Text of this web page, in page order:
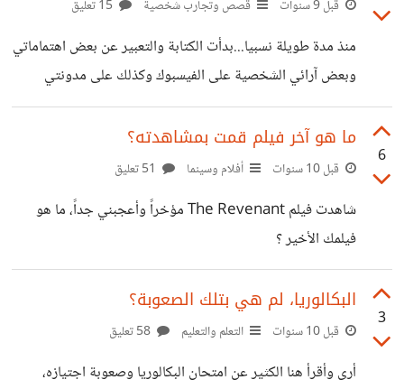
قبل 9 سنوات قصص وتجارب شخصية
منذ مدة طويلة نسبيا...بدأت الكتابة والتعبير عن بعض اهتماماتي
وبعض آرائي الشخصية على الفيسبوك وكذلك على مدونتي
الشخصية، كان الاحساس قويا عندما كنت اطرح رأيي أو وجهة
نظري او تقييمي لشيء ما، شعور جيد ومريح الى حد ما، لكن
ليس ان شعرت ان هذا يؤثر شعورك باﻷمان أو كأنك تخطيت
حدود نفسك قليلا وهنا أقصد الحديث عن الاهتمامات ، أقصد
بأني بدأت أشعر وكأني أفشي بعض اﻷسرار أو أنه ليس من
المفترض قول هذا للعامة. أنشر شيئا ما وأشعر بشيء
6
ما هو آخر فيلم قمت بمشاهدته؟
قبل 10 سنوات أفلام وسينما
شاهدت فيلم The Revenant مؤخراً وأعجبني جداً، ما هو
فيلمك الأخير ؟
3
البكالوريا، لم هي بتلك الصعوبة؟
قبل 10 سنوات التعلم والتعليم
أرى وأقرأ هنا الكثير عن امتحان البكالوريا وصعوبة اجتيازه،